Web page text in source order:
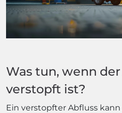
Was tun, wenn
verstopft ist?
Ein verstopfter Abfluss